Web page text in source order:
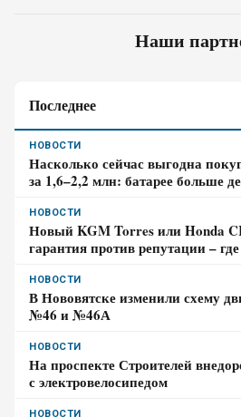
Наши
Последнее
НОВОСТИ
Насколько сейчас выгодна
за 1,6–2,2 млн: батарее больше
НОВОСТИ
Новый KGM Torres или Honda
гарантия против репутации –
НОВОСТИ
В Нововятске изменили схему
№46 и №46А
НОВОСТИ
На проспекте Строителей
с электровелосипедом
НОВОСТИ